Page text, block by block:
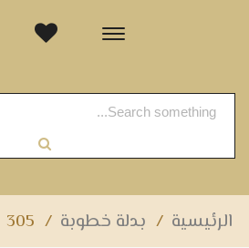
-
الرئيسية / بدلة خطوبة /
305